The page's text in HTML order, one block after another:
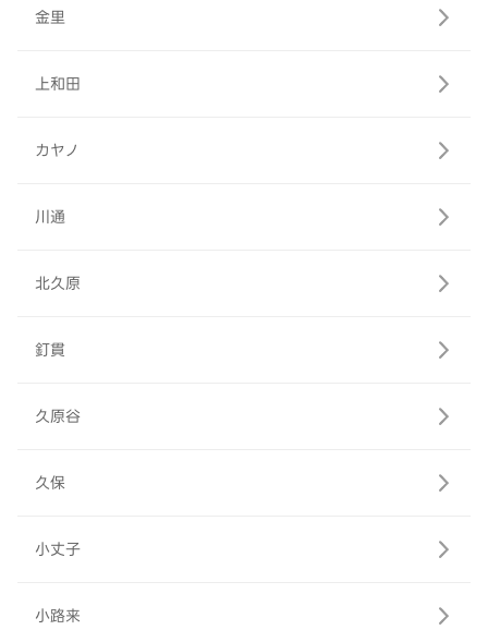
金里
上和田
カヤノ
川通
北久原
釘貫
久原谷
久保
小丈子
小路来